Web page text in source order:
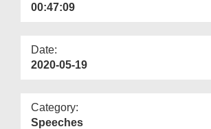
00:47:09
Date:
2020-05-19
Category:
Speeches